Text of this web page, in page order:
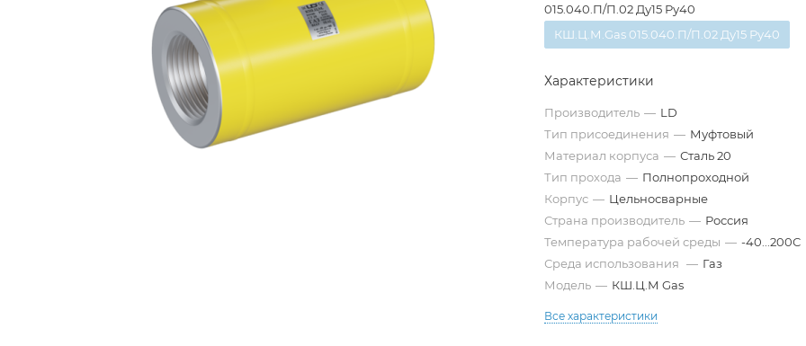
015.040.П/П.02 Ду15 Ру40
КШ.Ц.М.Gas 015.040.П/П.02 Ду15 Ру40
Характеристики
Производитель — LD
Тип присоединения — Муфтовый
Материал корпуса — Сталь 20
Тип прохода — Полнопроходной
Корпус — Цельносварные
Страна производитель — Россия
Температура рабочей среды — -40...200С
Среда использования — Газ
Модель — КШ.Ц.М Gas
Все характеристики